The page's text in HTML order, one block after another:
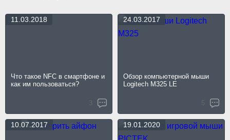
Что такое NFC в смартфоне и
как им пользоваться?
11.03.2018
3
Обзор компьютерной мыши
Logitech M325 LE
24.03.2017
5
10.07.2017 19.01.2020